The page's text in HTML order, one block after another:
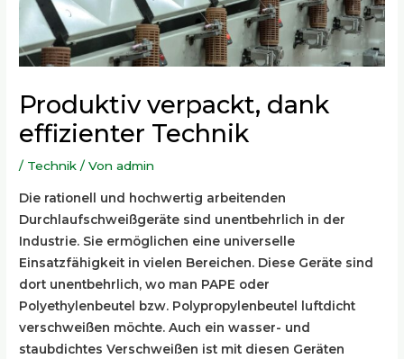
Produktiv verpackt, dank
effizienter Technik
/ Technik / Vonadmin
Die rationell und hochwertig arbeitenden
Durchlaufschweißgeräte sind unentbehrlich in der
Industrie. Sie ermöglichen eine universelle
Einsatzfähigkeit in vielen Bereichen. Diese Geräte sind
dort unentbehrlich, wo man PAPE oder
Polyethylenbeutel bzw. Polypropylenbeutel luftdicht
verschweißen möchte. Auch ein wasser- und
staubdichtes Verschweißen ist mit diesen Geräten